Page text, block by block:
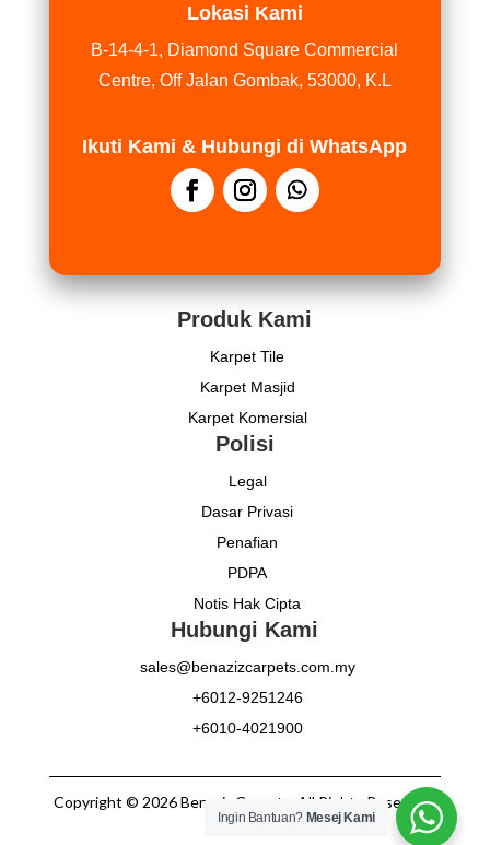
Lokasi Kami
B-14-4-1, Diamond Square Commercial
Centre, Off Jalan Gombak, 53000, K.L
Ikuti Kami & Hubungi di WhatsApp
Produk Kami
Karpet Tile
Karpet Masjid
Karpet Komersial
Polisi
Legal
Dasar Privasi
Penafian
PDPA
Notis Hak Cipta
Hubungi Kami
sales@benazizcarpets.com.my
+6012-9251246
+6010-4021900
Copyright © 2026 Benaziz Carpets. All Rights Reserved.
Ingin Bantuan? Mesej Kami